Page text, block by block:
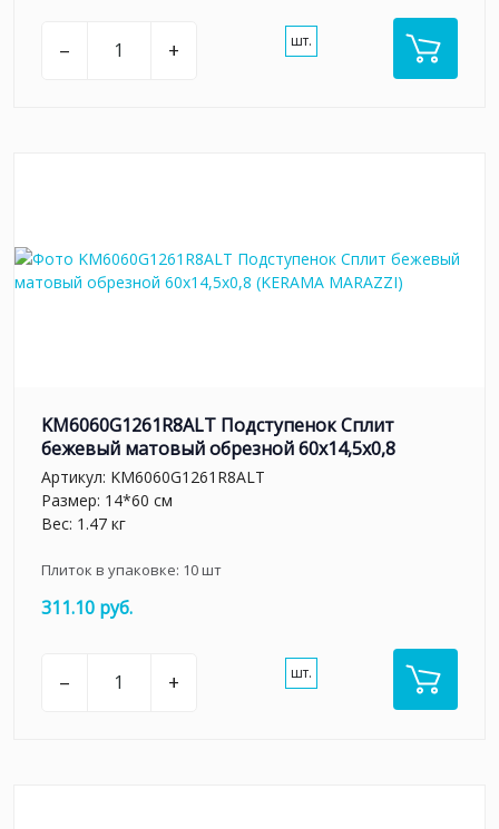
– + шт.
KM6060G1261R8ALT Подступенок Сплит
бежевый матовый обрезной 60x14,5x0,8
Артикул: KM6060G1261R8ALT
Размер: 14*60 см
Вес: 1.47 кг
Плиток в упаковке: 10шт
311.10 руб.
– + шт.